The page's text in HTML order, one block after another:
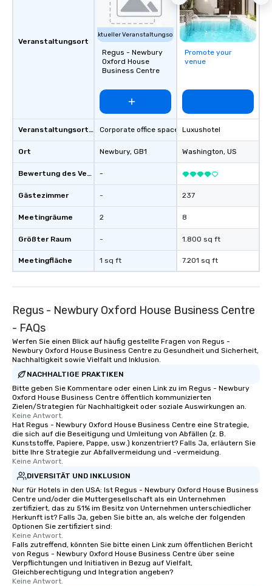
location, or if you
source one for you.
Atlanta GA and can
the South east and
Veranstaltungsort
Veranstaltungsortstyp
Ort
Bewertung des Veranstaltungsortes
Gästezimmer
Meetingräume
Größter Raum
Meetingfläche
Aktueller Veranstaltungsort
Regus - Newbury
Oxford House
Business Centre
Corporate office space
Newbury, GB1
-
-
2
-
1 sq ft
Promote your
venue
Luxushotel
Washington, US
237
8
1.800 sq ft
7.201 sq ft
Regus - Newbury Oxford House Business Centre
- FAQs
Werfen Sie einen Blick auf häufig gestellte Fragen von Regus -
Newbury Oxford House Business Centre zu Gesundheit und Sicherheit,
Nachhaltigkeit sowie Vielfalt und Inklusion.
NACHHALTIGE PRAKTIKEN
Bitte geben Sie Kommentare oder einen Link zu im Regus - Newbury
Oxford House Business Centre öffentlich kommunizierten
Zielen/Strategien für Nachhaltigkeit oder soziale Auswirkungen an.
Keine Antwort.
Hat Regus - Newbury Oxford House Business Centre eine Strategie,
die sich auf die Beseitigung und Umleitung von Abfällen (z. B.
Kunststoffe, Papiere, Pappe, usw.) konzentriert? Falls Ja, erläutern Sie
bitte Ihre Strategie zur Abfallvermeidung und -vermeidung.
Keine Antwort.
DIVERSITÄT UND INKLUSION
Nur für Hotels in den USA: Ist Regus - Newbury Oxford House Business
Centre und/oder die Muttergesellschaft als ein Unternehmen
zertifiziert, das zu 51% im Besitz von Unternehmen unterschiedlicher
Herkunft ist? Falls Ja, geben Sie bitte an, als welche der folgenden
Optionen Sie zertifiziert sind:
Keine Antwort.
Falls zutreffend, könnten Sie bitte einen Link zum öffentlichen Bericht
von Regus - Newbury Oxford House Business Centre über seine
Verpflichtungen und Initiativen in Bezug auf Vielfalt,
Gleichberechtigung und Integration angeben?
Keine Antwort.